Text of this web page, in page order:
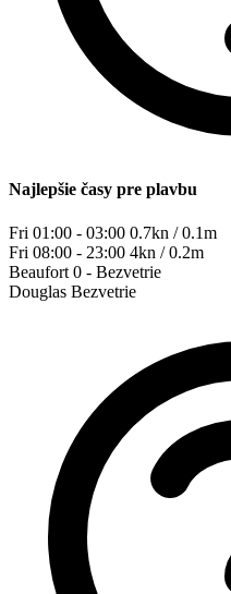
Najlepšie časy pre plavbu
Fri 01:00 - 03:00 0.7kn / 0.1m
Fri 08:00 - 23:00 4kn / 0.2m
Beaufort 0 - Bezvetrie
Douglas Bezvetrie